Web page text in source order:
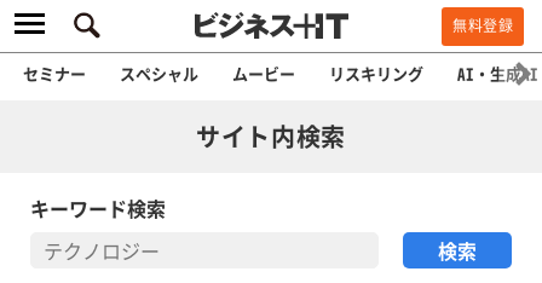
無料登録
セミナー スペシャル ムービー リスキリング AI・生成AI
サイト内検索
キーワード検索